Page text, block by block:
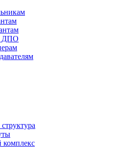
ДПО
комплекс